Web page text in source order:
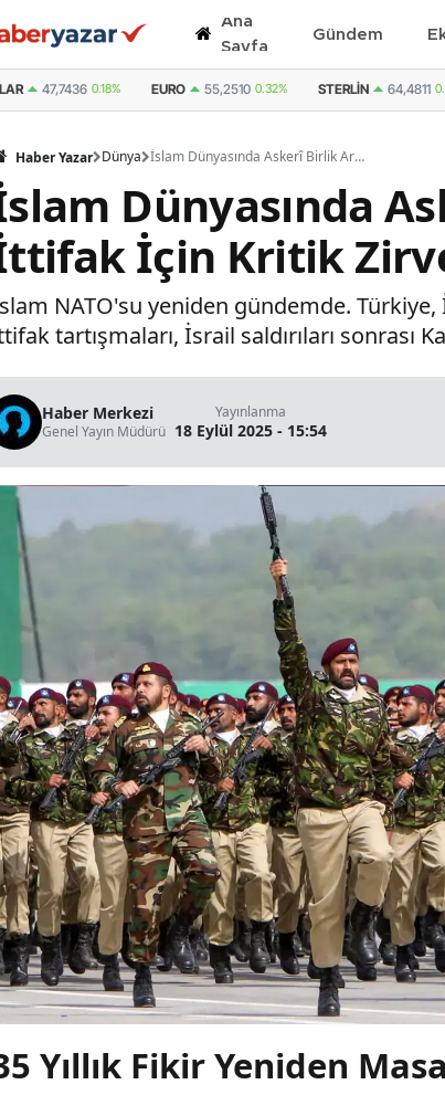
Ana
Sayfa
Gündem
47,7436 0.18% EURO 55,2510 0.32% STERLIN 64,4811
Haber Yazar Dünya İslam Dünyasında Askerî Birlik Arayışı: Bölgesel İttifak İçin Kritik Zirve Gerçekleşti
Dünyasında
İçin Kritik
NATO'su yeniden gündemde. Türkiye,
tartışmaları, İsrail saldırıları sonrası
Haber Merkezi
Genel Yayın Müdürü
Yayınlanma
18 Eylül 2025 - 15:54
Yıllık Fikir Yeniden